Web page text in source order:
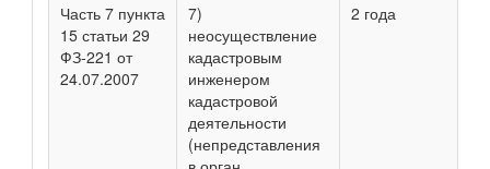
Часть 7 пункта
15 статьи 29
ФЗ-221 от
24.07.2007
7)
неосуществление
кадастровым
инженером
кадастровой
деятельности
(непредставления
2 года